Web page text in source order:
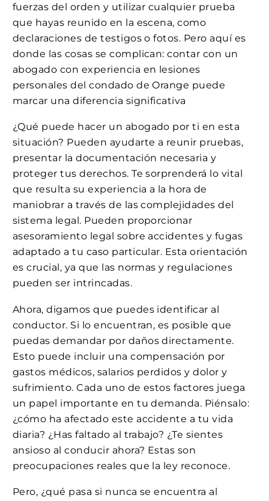
fuerzas del orden y utilizar cualquier prueba
que hayas reunido en la escena, como
declaraciones de testigos o fotos. Pero aquí es
donde las cosas se complican: contar con un
abogado con experiencia en lesiones
personales del condado de Orange puede
marcar una diferencia significativa
¿Qué puede hacer un abogado por ti en esta
situación? Pueden ayudarte a reunir pruebas,
presentar la documentación necesaria y
proteger tus derechos. Te sorprenderá lo vital
que resulta su experiencia a la hora de
maniobrar a través de las complejidades del
sistema legal. Pueden proporcionar
asesoramiento legal sobre accidentes y fugas
adaptado a tu caso particular. Esta orientación
es crucial, ya que las normas y regulaciones
pueden ser intrincadas.
Ahora, digamos que puedes identificar al
conductor. Si lo encuentran, es posible que
puedas demandar por daños directamente.
Esto puede incluir una compensación por
gastos médicos, salarios perdidos y dolor y
sufrimiento. Cada uno de estos factores juega
un papel importante en tu demanda. Piénsalo:
¿cómo ha afectado este accidente a tu vida
diaria? ¿Has faltado al trabajo? ¿Te sientes
ansioso al conducir ahora? Estas son
preocupaciones reales que la ley reconoce.
Pero, ¿qué pasa si nunca se encuentra al